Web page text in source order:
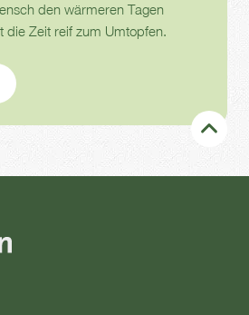
den wärmeren Tagen
die Zeit reif zum Umtopfen.